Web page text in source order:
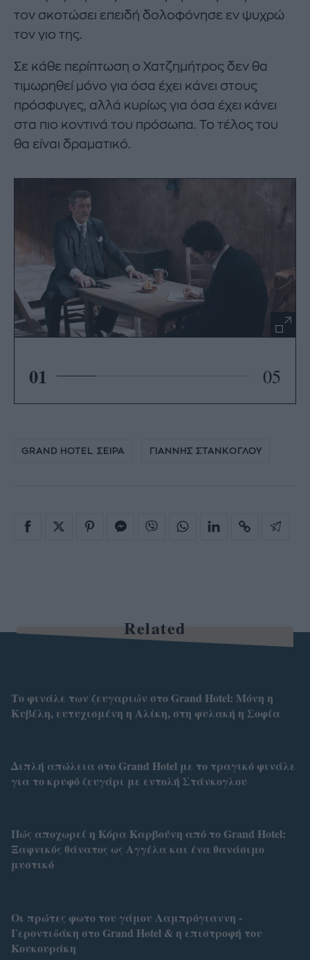
τον σκοτώσει επειδή δολοφόνησε εν ψυχρώ
τον γιο της.
Σε κάθε περίπτωση ο Χατζημήτρος δεν θα
τιμωρηθεί μόνο για όσα έχει κάνει στους
πρόσφυγες, αλλά κυρίως για όσα έχει κάνει
στα πιο κοντινά του πρόσωπα. Το τέλος του
θα είναι δραματικό.
01 05
GRAND HOTEL ΣΕΙΡΑ ΓΙΑΝΝΗΣ ΣΤΑΝΚΟΓΛΟΥ
Related
Το φινάλε των ζευγαριών στο Grand Hotel: Μόνη η
Κυβέλη, ευτυχισμένη η Αλίκη, στη φυλακή η Σοφία
Διπλή απώλεια στο Grand Hotel με το τραγικό φινάλε
για το κρυφό ζευγάρι με εντολή Στάνκογλου
Πώς αποχωρεί η Κόρα Καρβούνη από το Grand Hotel:
Ξαφνικός θάνατος ως Αγγέλα και ένα θανάσιμο
μυστικό
Οι πρώτες φωτο του γάμου Λαμπρόγιαννη -
Γεροντιδάκη στο Grand Hotel & η επιστροφή του
Κουκουράκη